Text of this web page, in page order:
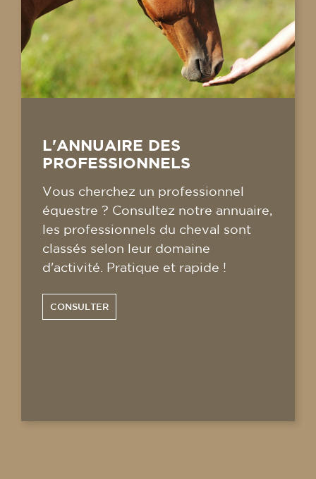
L'ANNUAIRE DES
PROFESSIONNELS
Vous cherchez un professionnel
équestre ? Consultez notre annuaire,
les professionnels du cheval sont
classés selon leur domaine
d'activité. Pratique et rapide !
CONSULTER